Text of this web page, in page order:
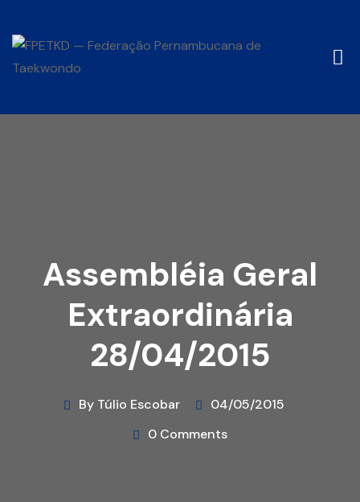
Assembléia Geral
Extraordinária
28/04/2015
By Túlio Escobar
04/05/2015
0 Comments